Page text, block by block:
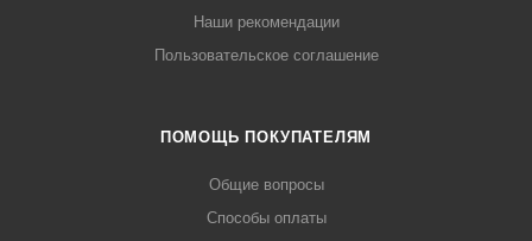
Наши рекомендации
Пользовательское соглашение
ПОМОЩЬ ПОКУПАТЕЛЯМ
Общие вопросы
Способы оплаты